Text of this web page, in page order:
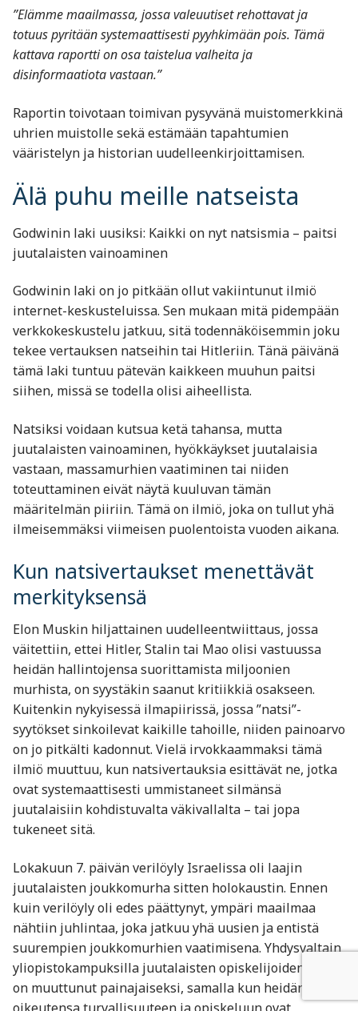
”Elämme maailmassa, jossa valeuutiset rehottavat ja
totuus pyritään systemaattisesti pyyhkimään pois. Tämä
kattava raportti on osa taistelua valheita ja
disinformaatiota vastaan.”
Raportin toivotaan toimivan pysyvänä muistomerkkinä
uhrien muistolle sekä estämään tapahtumien
vääristelyn ja historian uudelleenkirjoittamisen.
Älä puhu meille natseista
Godwinin laki uusiksi: Kaikki on nyt natsismia – paitsi
juutalaisten vainoaminen
Godwinin laki on jo pitkään ollut vakiintunut ilmiö
internet-keskusteluissa. Sen mukaan mitä pidempään
verkkokeskustelu jatkuu, sitä todennäköisemmin joku
tekee vertauksen natseihin tai Hitleriin. Tänä päivänä
tämä laki tuntuu pätevän kaikkeen muuhun paitsi
siihen, missä se todella olisi aiheellista.
Natsiksi voidaan kutsua ketä tahansa, mutta
juutalaisten vainoaminen, hyökkäykset juutalaisia
vastaan, massamurhien vaatiminen tai niiden
toteuttaminen eivät näytä kuuluvan tämän
määritelmän piiriin. Tämä on ilmiö, joka on tullut yhä
ilmeisemmäksi viimeisen puolentoista vuoden aikana.
Kun natsivertaukset menettävät
merkityksensä
Elon Muskin hiljattainen uudelleentwiittaus, jossa
väitettiin, ettei Hitler, Stalin tai Mao olisi vastuussa
heidän hallintojensa suorittamista miljoonien
murhista, on syystäkin saanut kritiikkiä osakseen.
Kuitenkin nykyisessä ilmapiirissä, jossa ”natsi”-
syytökset sinkoilevat kaikille tahoille, niiden painoarvo
on jo pitkälti kadonnut. Vielä irvokkaammaksi tämä
ilmiö muuttuu, kun natsivertauksia esittävät ne, jotka
ovat systemaattisesti ummistaneet silmänsä
juutalaisiin kohdistuvalta väkivallalta – tai jopa
tukeneet sitä.
Lokakuun 7. päivän verilöyly Israelissa oli laajin
juutalaisten joukkomurha sitten holokaustin. Ennen
kuin verilöyly oli edes päättynyt, ympäri maailmaa
nähtiin juhlintaa, joka jatkuu yhä uusien ja entistä
suurempien joukkomurhien vaatimisena. Yhdysvaltain
yliopistokampuksilla juutalaisten opiskelijoiden elämä
on muuttunut painajaiseksi, samalla kun heidän